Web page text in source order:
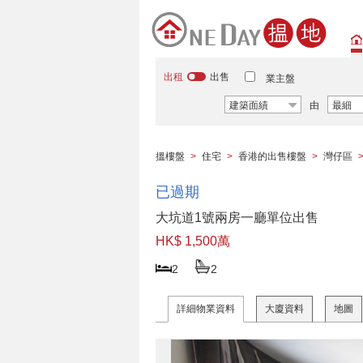
出租 出售 業主盤
建築面績 由 最細
搵樓盤 > 住宅 > 香港的出售樓盤 > 灣仔區 >
已過期
大坑道1號兩房一廳單位出售
HK$ 1,500萬
2 2
詳細物業資料 大廈資料 地圖